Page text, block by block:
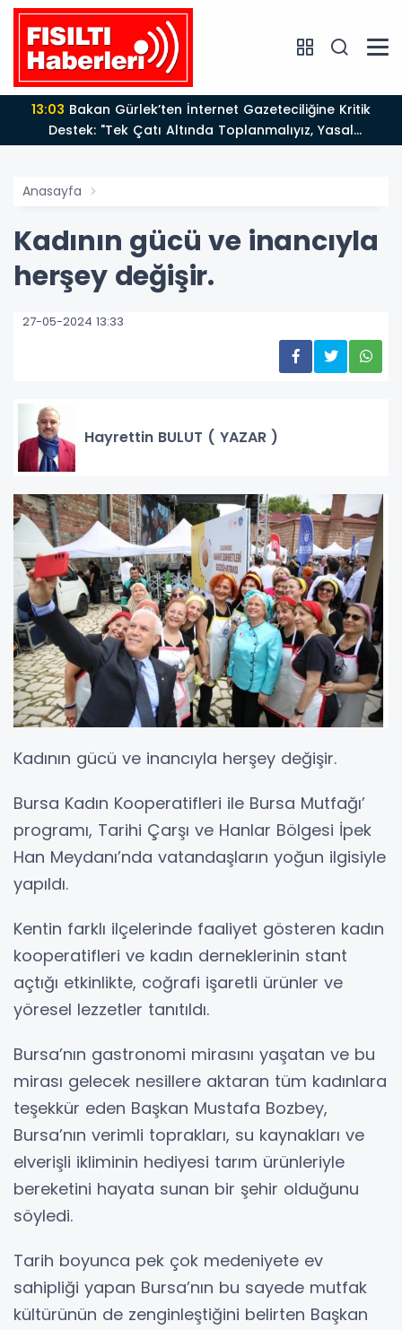
13:03
Destek: "Tek Çatı Altında Toplanmalıyız, Yasal
Düzenlemeye Hazırız"
Anasayfa
Kadının gücü ve inancıyla
herşey değişir.
27-05-2024 13:33
Hayrettin BULUT ( YAZAR )
Kadının gücü ve inancıyla herşey değişir.
Bursa Kadın Kooperatifleri ile Bursa Mutfağı’
programı, Tarihi Çarşı ve Hanlar Bölgesi İpek
Han Meydanı’nda vatandaşların yoğun ilgisiyle
yapıldı.
Kentin farklı ilçelerinde faaliyet gösteren kadın
kooperatifleri ve kadın derneklerinin stant
açtığı etkinlikte, coğrafi işaretli ürünler ve
yöresel lezzetler tanıtıldı.
Bursa’nın gastronomi mirasını yaşatan ve bu
mirası gelecek nesillere aktaran tüm kadınlara
teşekkür eden Başkan Mustafa Bozbey,
Bursa’nın verimli toprakları, su kaynakları ve
elverişli ikliminin hediyesi tarım ürünleriyle
bereketini hayata sunan bir şehir olduğunu
söyledi.
Tarih boyunca pek çok medeniyete ev
sahipliği yapan Bursa’nın bu sayede mutfak
kültürünün de zenginleştiğini belirten Başkan